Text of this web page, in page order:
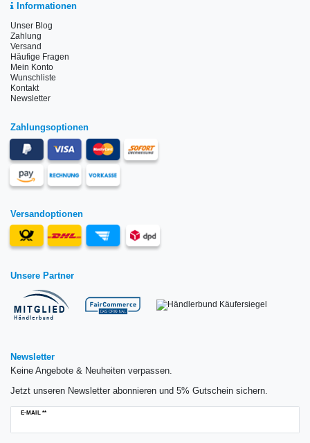
Informationen
Unser Blog
Zahlung
Versand
Häufige Fragen
Mein Konto
Wunschliste
Kontakt
Newsletter
Zahlungsoptionen
Versandoptionen
Unsere Partner
Newsletter
Keine Angebote & Neuheiten verpassen.
Jetzt unseren Newsletter abonnieren und 5% Gutschein sichern.
E-MAIL **
Newsletter